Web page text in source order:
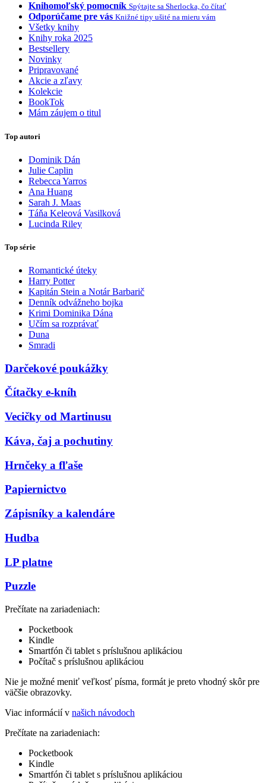
Knihomoľský pomocník Spýtajte sa Sherlocka, čo čítať
Odporúčame pre vás Knižné tipy ušité na mieru vám
Všetky knihy
Knihy roka 2025
Bestsellery
Novinky
Pripravované
Akcie a zľavy
Kolekcie
BookTok
Mám záujem o titul
Top autori
Dominik Dán
Julie Caplin
Rebecca Yarros
Ana Huang
Sarah J. Maas
Táňa Keleová Vasilková
Lucinda Riley
Top série
Romantické úteky
Harry Potter
Kapitán Stein a Notár Barbarič
Denník odvážneho bojka
Krimi Dominika Dána
Učím sa rozprávať
Duna
Smradi
Darčekové poukážky
Čítačky e-kníh
Vecičky od Martinusu
Káva, čaj a pochutiny
Hrnčeky a fľaše
Papiernictvo
Zápisníky a kalendáre
Hudba
LP platne
Puzzle
Prečítate na zariadeniach:
Pocketbook
Kindle
Smartfón či tablet s príslušnou aplikáciou
Počítač s príslušnou aplikáciou
Nie je možné meniť veľkosť písma, formát je preto vhodný skôr pre
väčšie obrazovky.
Viac informácií v našich návodoch
Prečítate na zariadeniach:
Pocketbook
Kindle
Smartfón či tablet s príslušnou aplikáciou